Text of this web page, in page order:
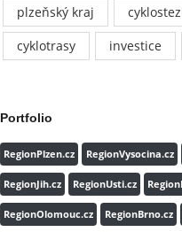
plzeňský kraj
cyklotrasy
investice
Portfolio
RegionPlzen.cz RegionVysocina.cz
RegionJih.cz RegionUsti.cz
RegionOlomouc.cz RegionBrno.cz